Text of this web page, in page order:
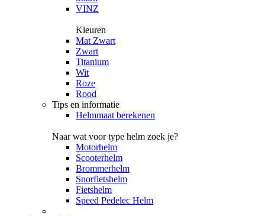
VINZ
Kleuren
Mat Zwart
Zwart
Titanium
Wit
Roze
Rood
Tips en informatie
Helmmaat berekenen
Naar wat voor type helm zoek je?
Motorhelm
Scooterhelm
Brommerhelm
Snorfietshelm
Fietshelm
Speed Pedelec Helm